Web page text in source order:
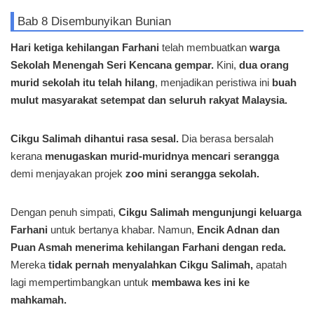
Bab 8 Disembunyikan Bunian
Hari ketiga kehilangan Farhani telah membuatkan warga
Sekolah Menengah Seri Kencana gempar. Kini, dua orang
murid sekolah itu telah hilang, menjadikan peristiwa ini buah
mulut masyarakat setempat dan seluruh rakyat Malaysia.
Cikgu Salimah dihantui rasa sesal. Dia berasa bersalah
kerana menugaskan murid-muridnya mencari serangga
demi menjayakan projek zoo mini serangga sekolah.
Dengan penuh simpati, Cikgu Salimah mengunjungi keluarga
Farhani untuk bertanya khabar. Namun, Encik Adnan dan
Puan Asmah menerima kehilangan Farhani dengan reda.
Mereka tidak pernah menyalahkan Cikgu Salimah, apatah
lagi mempertimbangkan untuk membawa kes ini ke
mahkamah.